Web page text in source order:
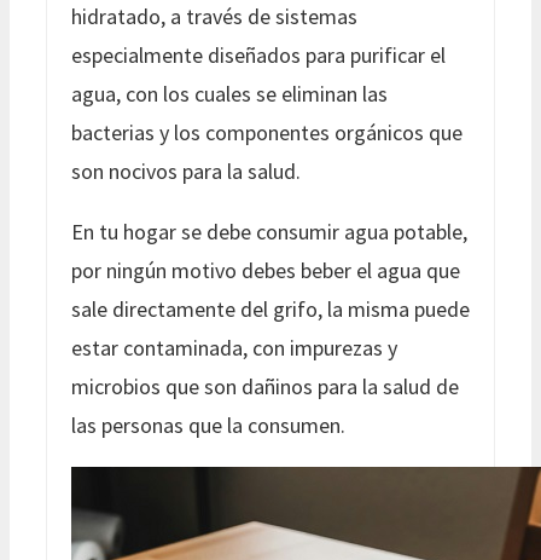
hidratado, a través de sistemas
especialmente diseñados para purificar el
agua, con los cuales se eliminan las
bacterias y los componentes orgánicos que
son nocivos para la salud.
En tu hogar se debe consumir agua potable,
por ningún motivo debes beber el agua que
sale directamente del grifo, la misma puede
estar contaminada, con impurezas y
microbios que son dañinos para la salud de
las personas que la consumen.